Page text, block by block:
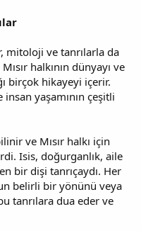
mitoloji ve tanrılarla da
halkının dünyayı ve
birçok hikayeyi içerir.
insan yaşamının çeşitli
ve Mısır halkı için
Isis, doğurganlık, aile
bir dişi tanrıçaydı. Her
belirli bir yönünü veya
tanrılara dua eder ve